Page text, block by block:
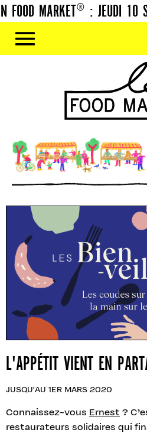
FOOD MARKET® : JEUDI 10
L'APPÉTIT VIENT EN
JUSQU'AU 1ER MARS 2020
Connaissez-vous Ernest ?
restaurateurs solidaires qui